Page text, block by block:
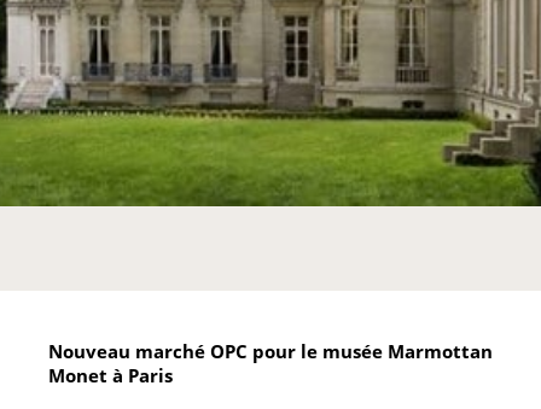
Nouveau marché OPC pour le musée Marmottan
Monet à Paris